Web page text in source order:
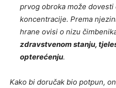
prvog obroka može dovesti
koncentracije. Prema
hrane ovisi o nizu
zdravstvenom stanju,
opterećenju.
Kako bi doručak bio potpun,